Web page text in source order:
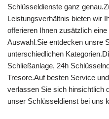
Schlüsseldienste ganz
Leistungsverhältnis bieten wir
offerieren Ihnen zusätzlich
Auswahl.Sie entdecken unsre
unterschiedlichen
Schließanlage, 24h
Tresore.Auf besten Service
verlassen Sie sich hinsichtlich
unser Schlüsseldienst bei uns